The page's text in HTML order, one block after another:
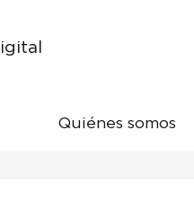
Quiénes somos